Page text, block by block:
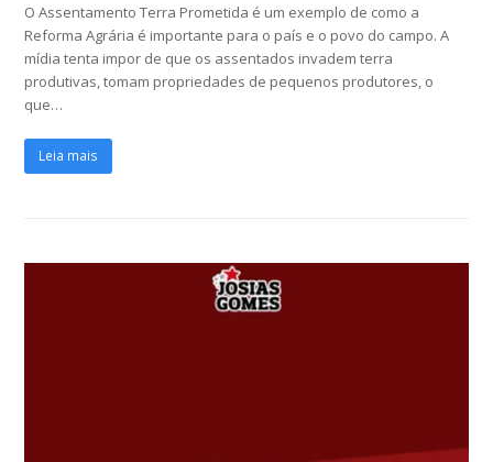
O Assentamento Terra Prometida é um exemplo de como a
Reforma Agrária é importante para o país e o povo do campo. A
mídia tenta impor de que os assentados invadem terra
produtivas, tomam propriedades de pequenos produtores, o
que…
Leia mais